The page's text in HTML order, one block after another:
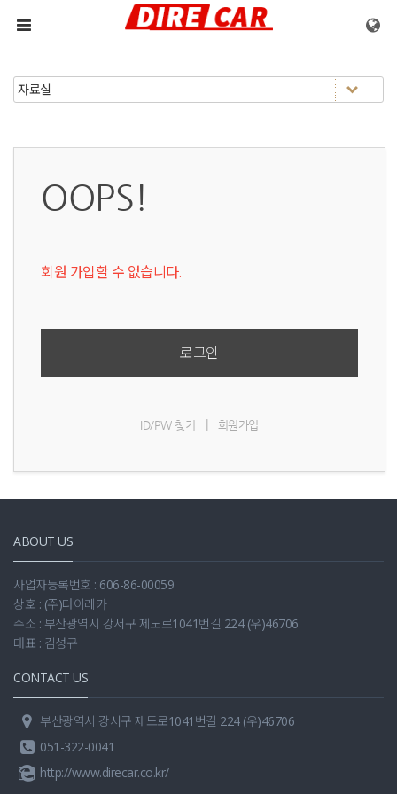
메뉴 건너뛰기
OOPS!
회원 가입할 수 없습니다.
로그인
ID/PW 찾기 회원가입
ABOUT US
사업자등록번호 : 606-86-00059
상호 : (주)다이레카
주소 : 부산광역시 강서구 제도로1041번길 224 (우)46706
대표 : 김성규
CONTACT US
부산광역시 강서구 제도로1041번길 224 (우)46706
051-322-0041
http://www.direcar.co.kr/